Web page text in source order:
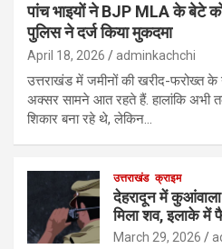
पांच भाइयों ने BJP MLA के बेटे
पुलिस ने दर्ज किया मुकदमा
April 18, 2026 adminkachchi
उत्तराखंड में जमीनों की खरीद-फरोख्त के
अक्सर सामने आत रहते हैं. हालांकि अभी
शिकार बना रहे थे, लेकिन…
उत्तराखंड क्राइम
देहरादून में
मिला शव, इलाके में
March 29, 2026